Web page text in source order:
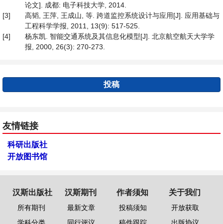
论文]. 成都: 电子科技大学, 2014.
[3]
高韬, 王萍, 王成山, 等. 跨道监控系统设计与应用[J]. 应用基础与
工程科学学报, 2011, 13(9): 517-525.
[4]
杨东凯. 智能交通系统及其信息化模型[J]. 北京航空航天大学学
报, 2000, 26(3): 270-273.
投稿
友情链接
科研出版社
开放图书馆
汉斯出版社
所有期刊
汉斯期刊
最新文章
作者须知
投稿须知
关于我们
开放获取